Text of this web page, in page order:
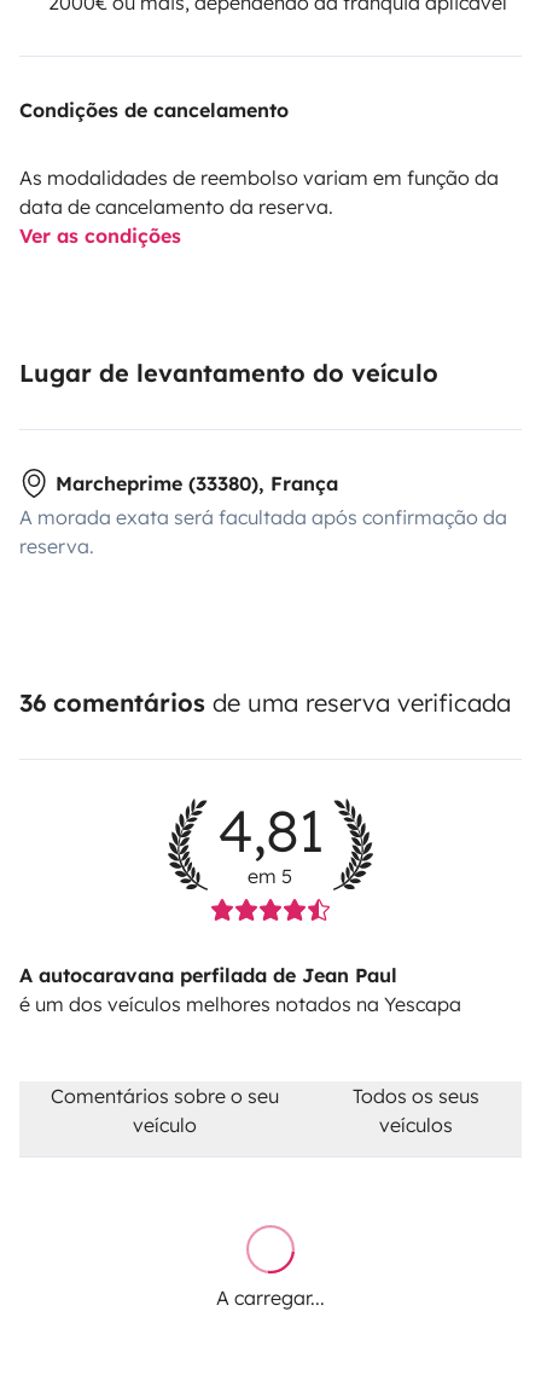
Condições de cancelamento
As modalidades de reembolso variam em função da
data de cancelamento da reserva.
Ver as condições
Lugar de levantamento do veículo
Marcheprime (33380), França
A morada exata será facultada após confirmação da
reserva.
36 comentários de uma reserva verificada
4,81
em 5
A autocaravana perfilada de Jean Paul
é um dos veículos melhores notados na Yescapa
Comentários sobre o seu
veículo
Todos os seus
veículos
A carregar...